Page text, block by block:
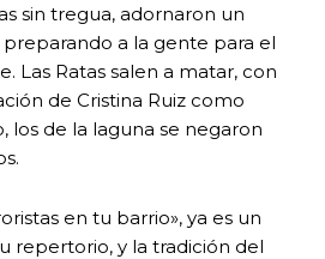
sin tregua, adornaron un
a la gente para el
Las Ratas salen a matar, con
de Cristina Ruiz como
los de la laguna se negaron
en tu barrio», ya es un
repertorio, y la tradición del